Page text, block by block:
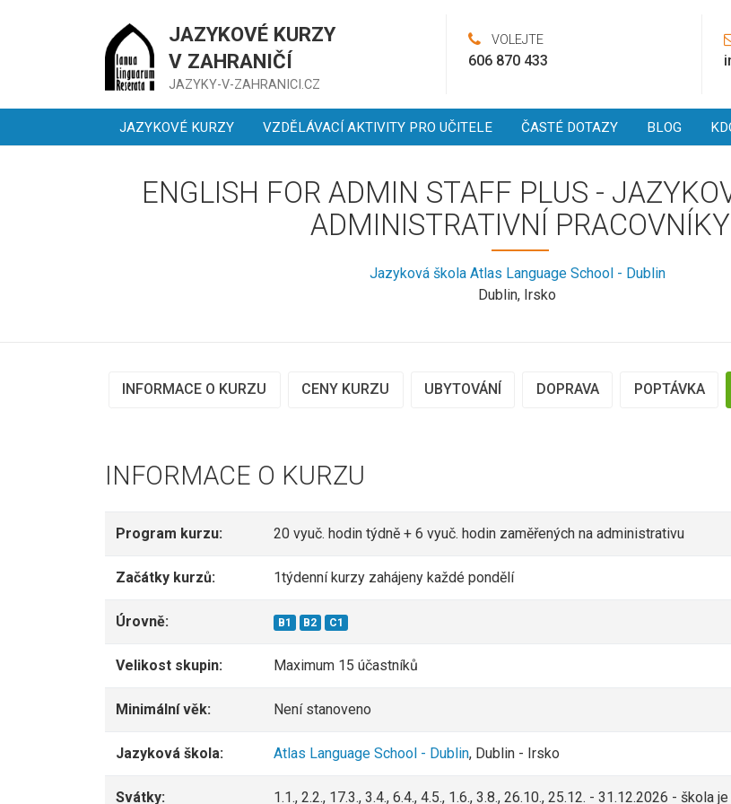
JAZYKOVÉ KURZY
V ZAHRANIČÍ
JAZYKY-V-ZAHRANICI.CZ
VOLEJTE
606 870 433
JAZYKOVÉ KURZY VZDĚLÁVACÍ AKTIVITY PRO UČITELE ČASTÉ DOTAZY BLOG
ENGLISH FOR ADMIN STAFF PLUS -
ADMINISTRATIVNÍ PRACOVNÍKY
Jazyková škola Atlas Language School - Dublin
Dublin, Irsko
INFORMACE O KURZU CENY KURZU UBYTOVÁNÍ DOPRAVA POPTÁVKA
INFORMACE O KURZU
Program kurzu: 20 vyuč. hodin týdně + 6 vyuč. hodin zaměřených na administrativu
Začátky kurzů: 1týdenní kurzy zahájeny každé pondělí
Úrovně: B1 B2 C1
Velikost skupin: Maximum 15 účastníků
Minimální věk: Není stanoveno
Jazyková škola: Atlas Language School - Dublin, Dublin - Irsko
Svátky: 1.1., 2.2., 17.3., 3.4., 6.4., 4.5., 1.6., 3.8., 26.10., 25.12. - 31.12.2026 - škola